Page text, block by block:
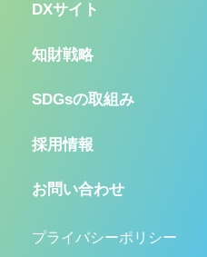
DXサイト
知財戦略
SDGsの取組み
採用情報
お問い合わせ
プライバシーポリシー